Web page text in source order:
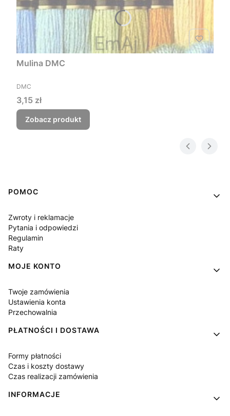
Mulina DMC
PRODUCENT
DMC
Cena
3,15 zł
Zobacz produkt
Linki w stopce
POMOC
Zwroty i reklamacje
Pytania i odpowiedzi
Regulamin
Raty
MOJE KONTO
Twoje zamówienia
Ustawienia konta
Przechowalnia
PŁATNOŚCI I DOSTAWA
Formy płatności
Czas i koszty dostawy
Czas realizacji zamówienia
INFORMACJE